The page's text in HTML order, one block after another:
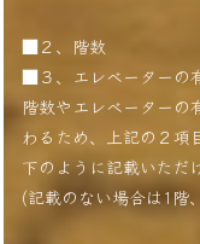
■２、階数
■３、エレベーターの
階数やエレベーターの
わるため、上記の２項
下のように記載いただ
(記載のない場合は1階